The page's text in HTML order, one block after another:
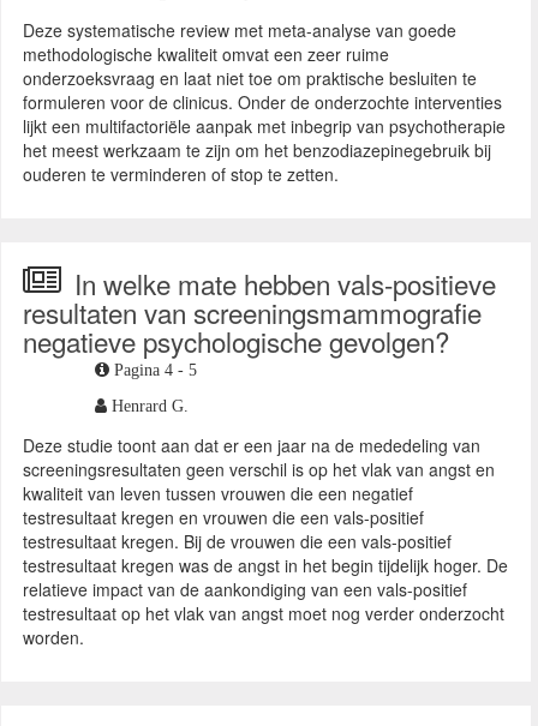
Deze systematische review met meta-analyse van goede
methodologische kwaliteit omvat een zeer ruime
onderzoeksvraag en laat niet toe om praktische besluiten te
formuleren voor de clinicus. Onder de onderzochte interventies
lijkt een multifactoriële aanpak met inbegrip van psychotherapie
het meest werkzaam te zijn om het benzodiazepinegebruik bij
ouderen te verminderen of stop te zetten.
In welke mate hebben vals-positieve
resultaten van screeningsmammografie
negatieve psychologische gevolgen?
Pagina 4 - 5
Henrard G.
Deze studie toont aan dat er een jaar na de mededeling van
screeningsresultaten geen verschil is op het vlak van angst en
kwaliteit van leven tussen vrouwen die een negatief
testresultaat kregen en vrouwen die een vals-positief
testresultaat kregen. Bij de vrouwen die een vals-positief
testresultaat kregen was de angst in het begin tijdelijk hoger. De
relatieve impact van de aankondiging van een vals-positief
testresultaat op het vlak van angst moet nog verder onderzocht
worden.